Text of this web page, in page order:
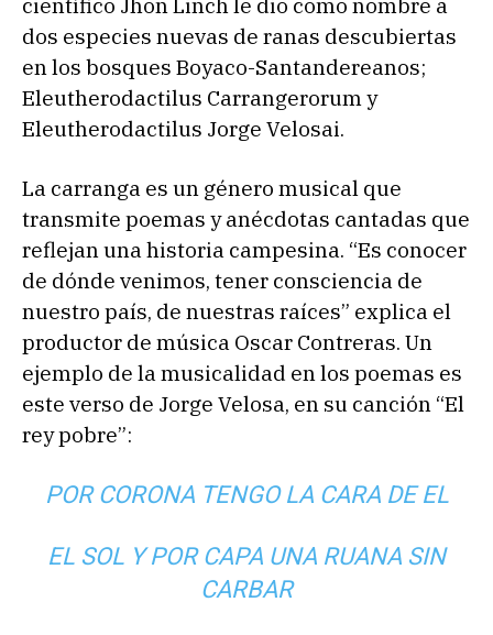
dos especies nuevas de ranas descubiertas
en los bosques Boyaco-Santandereanos;
Eleutherodactilus Carrangerorum y
Eleutherodactilus Jorge Velosai.
La carranga es un género musical que
transmite poemas y anécdotas cantadas que
reflejan una historia campesina. “Es conocer
de dónde venimos, tener consciencia de
nuestro país, de nuestras raíces” explica el
productor de música Oscar Contreras. Un
ejemplo de la musicalidad en los poemas es
este verso de Jorge Velosa, en su canción “El
rey pobre”:
POR CORONA TENGO LA CARA DE EL
EL SOL Y POR CAPA UNA RUANA SIN
CARBAR